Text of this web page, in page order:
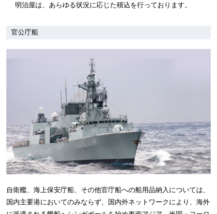
明治屋は、あらゆる状況に応じた積込を行っております。
官公庁船
自衛艦、海上保安庁船、その他官庁船への船用品納入については、
国内主要港においてのみならず、国内外ネットワークにより、海外